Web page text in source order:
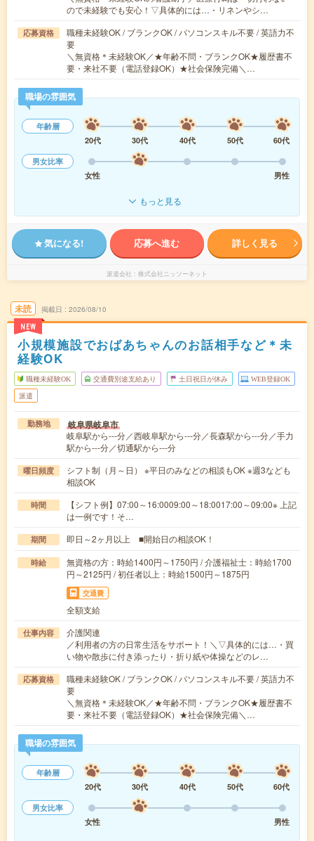
ので未経験でも安心！▽具体的には…・リネンやシ…
応募資格
職種未経験OK / ブランクOK / パソコンスキル不要 / 英語力不
要
＼無資格＊未経験OK／★年齢不問・ブランクOK★履歴書不
要・来社不要（電話登録OK）★社会保険完備＼…
職場の雰囲気
年齢層
20代
30代 40代 50代
60代
男女比率
女性
男性
もっと見る
気になる! 応募へ進む 詳しく見る
派遣会社 株式会社ニッソーネット
未読
NEW
掲載日 2026/08/10
小規模施設でおばあちゃんのお話相手など＊未
経験OK
職種未経験OK 交通費別途支給あり 土日祝日が休み WEB登録OK
派遣
勤務地 岐阜県岐阜市
岐阜駅から---分／西岐阜駅から---分／長森駅から---分／手力
駅から---分／切通駅から---分
曜日頻度
シフト制（月～日） ※平日のみなどの相談もOK ※週3なども
相談OK
時間
【シフト例】07:00～16:0009:00～18:0017:00～09:00※ 上記
は一例です！そ…
期間 即日～2ヶ月以上 ■開始日の相談OK！
時給
無資格の方：時給1400円～1750円 / 介護福祉士：時給1700
円～2125円 / 初任者以上：時給1500円～1875円
交通費
全額支給
仕事内容
介護関連
／利用者の方の日常生活をサポート！＼▽具体的には…・買
い物や散歩に付き添ったり・折り紙や体操などのレ…
応募資格
職種未経験OK / ブランクOK / パソコンスキル不要 / 英語力不
要
＼無資格＊未経験OK／★年齢不問・ブランクOK★履歴書不
要・来社不要（電話登録OK）★社会保険完備＼…
職場の雰囲気
年齢層
20代
30代 40代 50代
60代
男女比率
女性
男性